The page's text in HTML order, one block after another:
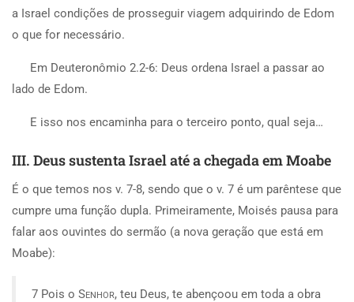
a Israel condições de prosseguir viagem adquirindo de Edom
o que for necessário.
Em Deuteronômio 2.2-6: Deus ordena Israel a passar ao
lado de Edom.
E isso nos encaminha para o terceiro ponto, qual seja…
III. Deus sustenta Israel até a chegada em Moabe
É o que temos nos v. 7-8, sendo que o v. 7 é um parêntese que
cumpre uma função dupla. Primeiramente, Moisés pausa para
falar aos ouvintes do sermão (a nova geração que está em
Moabe):
7 Pois o Senhor, teu Deus, te abençoou em toda a obra